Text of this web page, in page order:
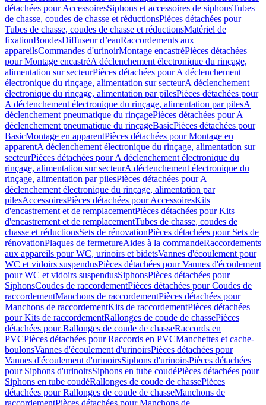
détachées pour AccessoiresSiphons et accessoires de siphonsTubes
de chasse, coudes de chasse et réductionsPièces détachées pour
Tubes de chasse, coudes de chasse et réductionsMatériel de
fixationBondesDiffuseur d’eauRaccordements aux
appareilsCommandes d'urinoirMontage encastréPièces détachées
pour Montage encastréA déclenchement électronique du rinçage,
alimentation sur secteurPièces détachées pour A déclenchement
électronique du rinçage, alimentation sur secteurA déclenchement
électronique du rinçage, alimentation par pilesPièces détachées pour
A déclenchement électronique du rinçage, alimentation par pilesA
déclenchement pneumatique du rinçagePièces détachées pour A
déclenchement pneumatique du rinçageBasicPièces détachées pour
BasicMontage en apparentPièces détachées pour Montage en
apparentA déclenchement électronique du rinçage, alimentation sur
secteurPièces détachées pour A déclenchement électronique du
rinçage, alimentation sur secteurA déclenchement électronique du
rinçage, alimentation par pilesPièces détachées pour A
déclenchement électronique du rinçage, alimentation par
pilesAccessoiresPièces détachées pour AccessoiresKits
d'encastrement et de remplacementPièces détachées pour Kits
d'encastrement et de remplacementTubes de chasse, coudes de
chasse et réductionsSets de rénovationPièces détachées pour Sets de
rénovationPlaques de fermetureAides à la commandeRaccordements
aux appareils pour WC, urinoirs et bidetsVannes d'écoulement pour
WC et vidoirs suspendusPièces détachées pour Vannes d'écoulement
pour WC et vidoirs suspendusSiphonsPièces détachées pour
SiphonsCoudes de raccordementPièces détachées pour Coudes de
raccordementManchons de raccordementPièces détachées pour
Manchons de raccordementKits de raccordementPièces détachées
pour Kits de raccordementRallonges de coude de chassePièces
détachées pour Rallonges de coude de chasseRaccords en
PVCPièces détachées pour Raccords en PVCManchettes et cache-
boulonsVannes d'écoulement d'urinoirsPièces détachées pour
Vannes d'écoulement d'urinoirsSiphons d'urinoirsPièces détachées
pour Siphons d'urinoirsSiphons en tube coudéPièces détachées pour
Siphons en tube coudéRallonges de coude de chassePièces
détachées pour Rallonges de coude de chasseManchons de
raccordementPièces détachées pour Manchons de